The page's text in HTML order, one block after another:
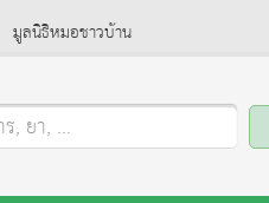
มูลนิธิหมอชาวบ้าน
, ยา, ...